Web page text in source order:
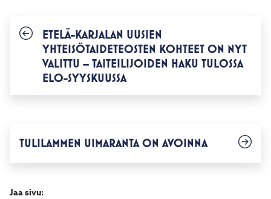
ETELÄ-KARJALAN UUSIEN
YHTEISÖTAIDETEOSTEN KOHTEET ON NYT
VALITTU – TAITEILIJOIDEN HAKU TULOSSA
ELO-SYYSKUUSSA
TULILAMMEN UIMARANTA ON AVOINNA
Jaa sivu: